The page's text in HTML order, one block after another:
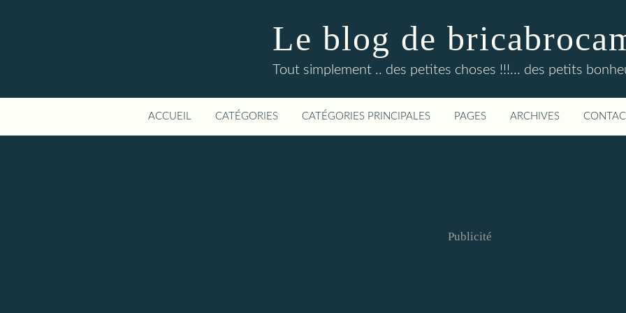
Le blog de
Tout simplement .. des petites choses !!!... des petits
ACCUEIL CATÉGORIES CATÉGORIES PRINCIPALES PAGES ARCHIVES
Publicité